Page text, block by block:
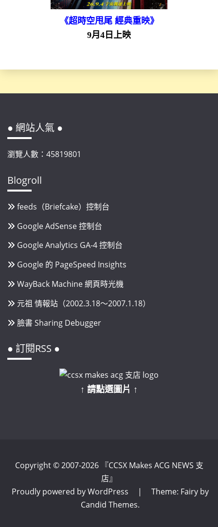
《超時空甩尾 經典重映》
9月4日上映
● 網站人氣 ●
瀏覽人數：45819801
Blogroll
feeds（Briefcake）控制台
Google AdSense 控制台
Google Analytics GA-4 控制台
Google 的 PageSpeed Insights
WayBack Machine 網頁時光機
元祖 情報站（2002.3.18～2007.1.18）
臉書 Sharing Debugger
● 訂閱RSS ●
↑ 請點選圖片 ↑
Copyright © 2007-2026 『CCSX Makes ACG NEWS 支
店』
Proudly powered by WordPress
|
Theme: Fairy by
Candid Themes.